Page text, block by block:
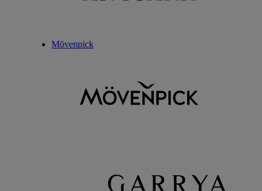
Mövenpick